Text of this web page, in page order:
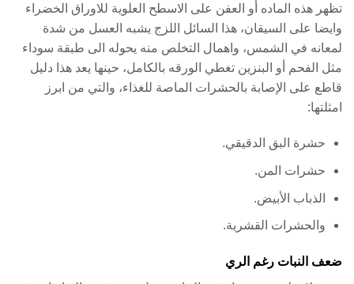
تظهر هذه الماده أو العفن على الاسطح العلوية للاوراق الخضراء
وايضا على السيقان، هذا السائل اللزج يشبه العسل من شدة
لمعانه في الشمس، واهمال التخلص منه يحوله الى طبقة سوداء
مثل الفحم أو البنزين تغطي الورقه بالكامل، حينها يعد هذا دليل
قاطع على الإصابة بالحشرات الماصة للغذاء، والتي من ابرز
امثلتها:
حشرة البق الدقيقي.
حشرات المن.
الذباب الأبيض.
والحشرات القشرية.
ضعف النبات رغم الري